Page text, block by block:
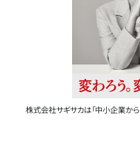
株式会社サギサカは「中小企業か